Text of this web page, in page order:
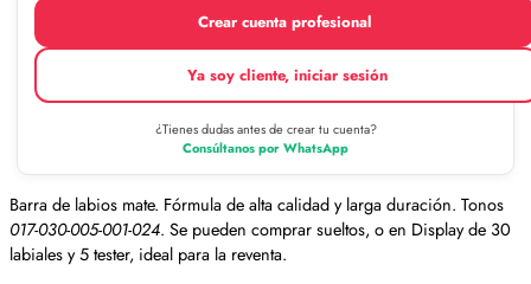
Crear cuenta profesional
Ya soy cliente, iniciar sesión
¿Tienes dudas antes de crear tu cuenta?
Consúltanos por WhatsApp
Barra de labios mate. Fórmula de alta calidad y larga duración. Tonos
017-030-005-001-024. Se pueden comprar sueltos, o en Display de 30
labiales y 5 tester, ideal para la reventa.